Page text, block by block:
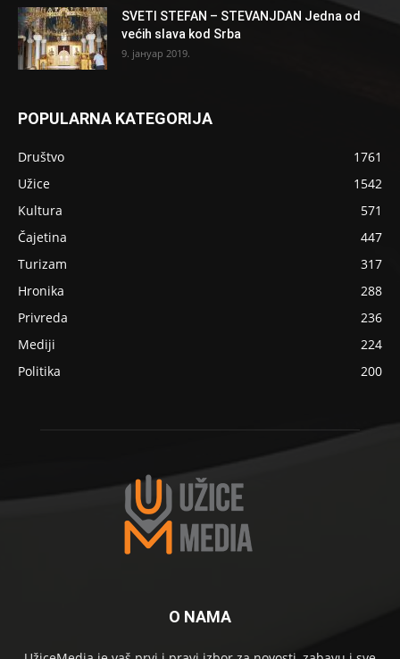
SVETI STEFAN – STEVANJDAN Jedna od
većih slava kod Srba
9. јануар 2019.
POPULARNA KATEGORIJA
Društvo
1761
Užice
1542
Kultura
571
Čajetina
447
Turizam
317
Hronika
288
Privreda
236
Mediji
224
Politika
200
O NAMA